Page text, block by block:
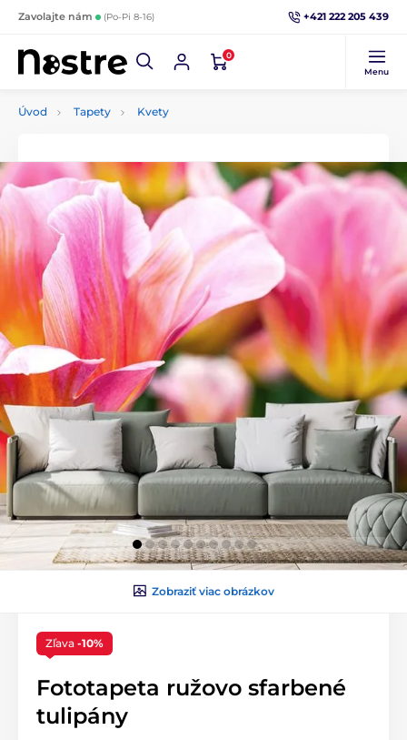
Zavolajte nám (Po-Pi 8-16) +421 222 205 439
0
Menu
Úvod Tapety Kvety
Zobraziť viac obrázkov
Zľava -10%
Fototapeta ružovo sfarbené
tulipány